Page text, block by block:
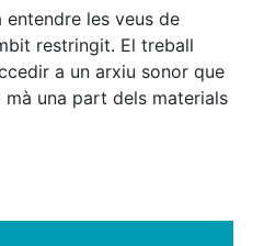
les veus de
restringit. El treball
a un arxiu sonor que
una part dels materials